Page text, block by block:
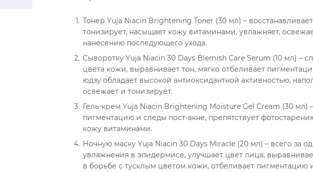
Тонер Yuja Niacin Brightening Toner (30 мл) –
тонизирует, насыщает кожу витаминами, увлажняет,
нанесению последующего ухода.
Сыворотку Yuja Niacin 30 Days Blemish Care Serum (10 мл) –
цвета кожи, выравнивает тон, мягко отбеливает
юдзу обладает высокой антиоксидантной активностью,
освежает и тонизирует.
Гель-крем Yuja Niacin Brightening Moisture Gel Cream (30 мл)
пигментацию и следы пост-акне, препятствует
кожу витаминами.
Ночную маску Yuja Niacin 30 Days Miracle (20 мл) – всего за
увлажнения в эпидермисе, улучшает цвет лица,
в борьбе с тусклым цветом кожи, отбеливает пигментацию